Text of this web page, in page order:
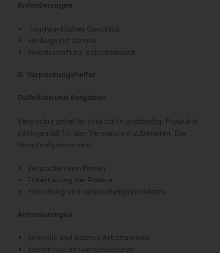
Anforderungen
Handwerkliches Geschick
Ein Auge für Details
Bereitschaft zur Schichtarbeit
3. Verpackungshelfer
Definition und Aufgaben
Verpackungshelfer sind dafür zuständig, Produkte
sachgemäß für den Versand vorzubereiten. Die
Hauptaufgaben sind:
Verpacken von Waren
Etikettierung der Pakete
Einhaltung von Verpackungsstandards
Anforderungen
Schnelle und präzise Arbeitsweise
Kenntnisse der verschiedenen